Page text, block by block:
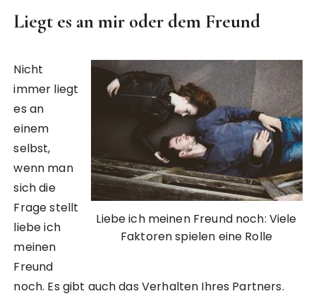
Liegt es an mir oder dem Freund
Liebe ich meinen Freund noch: Viele
Faktoren spielen eine Rolle
Nicht
immer liegt
es an
einem
selbst,
wenn man
sich die
Frage stellt
liebe ich
meinen
Freund
noch. Es gibt auch das Verhalten Ihres Partners.